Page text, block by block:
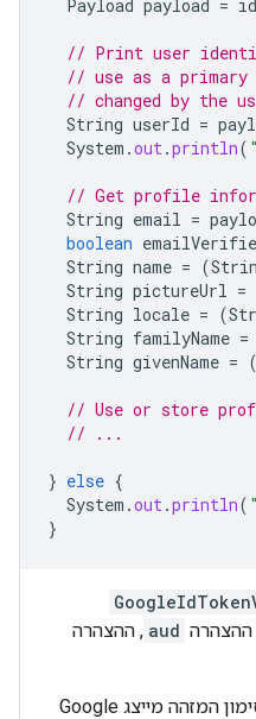
Payload payload =
// Print user
// use as a primary
// changed by the
String userId =
System .out.println(
// Get profile
String email =
boolean
String name = (
String pictureUrl =
String locale = (
String familyName =
String givenName = (
// Use or store
// ...
} else {
System .out.println(
}
aud , ההצהרה
אם אתם צריכים לאמת שהאסימון המזהה מייצג Google